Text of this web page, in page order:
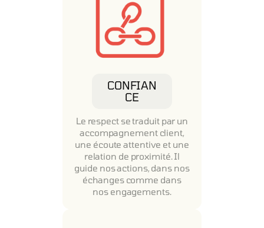
CONFIAN
CE
Le respect se traduit par un
accompagnement client,
une écoute attentive et une
relation de proximité. Il
guide nos actions, dans nos
échanges comme dans
nos engagements.